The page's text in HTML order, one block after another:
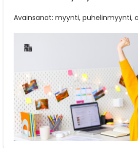
Avainsanat: myynti, puhelinmyynti,